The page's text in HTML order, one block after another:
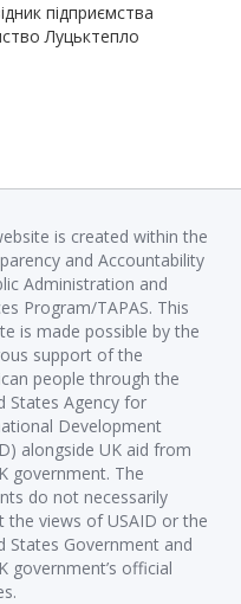
підприємства
Луцьктепло
is created within the
and Accountability
Administration and
Program/TAPAS. This
is made possible by the
support of the
people through the
States Agency for
Development
alongside UK aid from
government. The
do not necessarily
the views of USAID or the
States Government and
government’s official